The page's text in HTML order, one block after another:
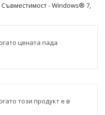
Съвместимост - Windows® 7,
цената пада
този продукт е в